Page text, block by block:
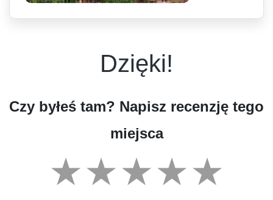
Dzięki!
Czy byłeś tam? Napisz recenzję tego
miejsca